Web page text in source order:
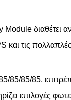
διαθέτει
και τις
85/85/85,
επιλογές